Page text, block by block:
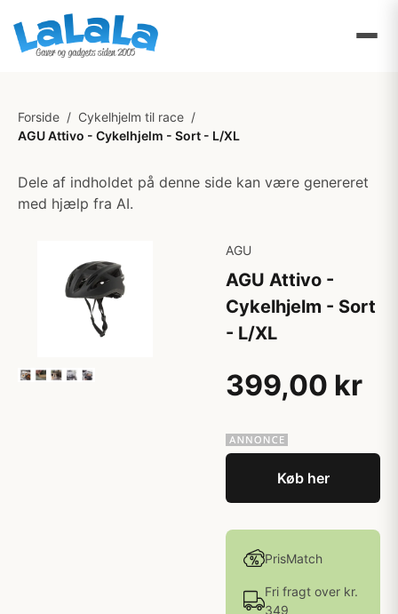
Forside / Cykelhjelm til race /
AGU Attivo - Cykelhjelm - Sort - L/XL
Dele af indholdet på denne side kan være genereret
med hjælp fra AI.
AGU
AGU Attivo -
Cykelhjelm - Sort
- L/XL
399,00 kr
Køb her
PrisMatch
Fri fragt over kr.
349